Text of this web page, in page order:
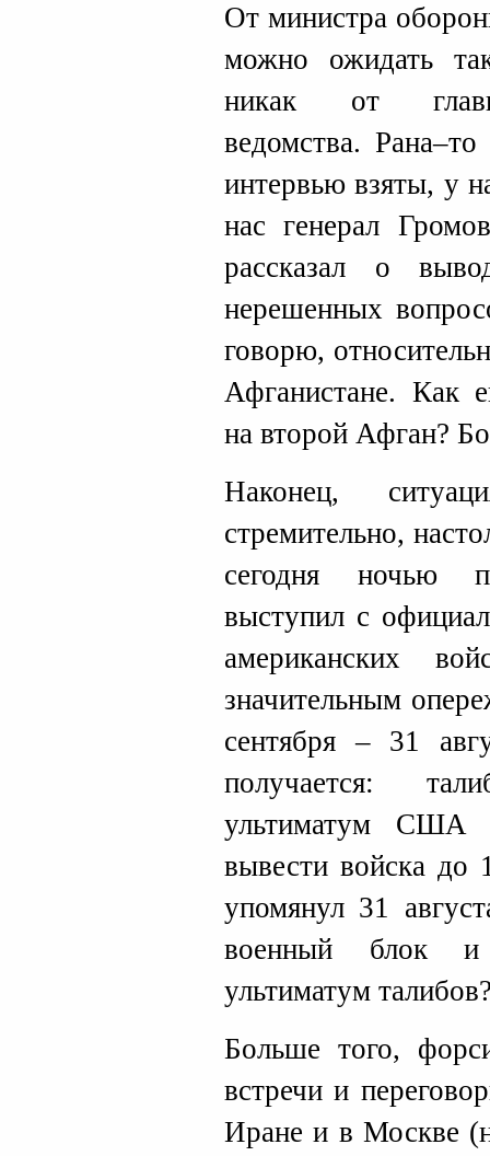
От министра
можно ожидать
никак от главы
ведомства.
интервью взяты, у
нас генерал
рассказал о
нерешенных
говорю,
Афганистане. Как
на второй Афган?
Наконец,
стремительно,
сегодня ночью
выступил с
американских
значительным
сентября – 31
получается:
ультиматум
вывести войска до
упомянул 31
военный блок
ультиматум
Больше того,
встречи и
Иране и в Москве